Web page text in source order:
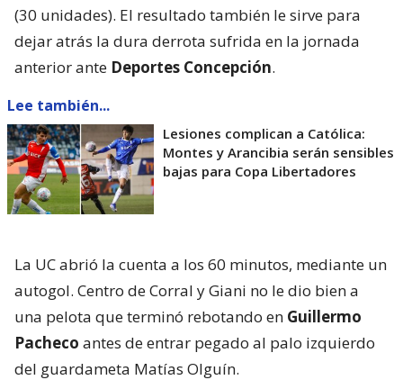
(30 unidades). El resultado también le sirve para
dejar atrás la dura derrota sufrida en la jornada
anterior ante Deportes Concepción.
Lee también...
Lesiones complican a Católica:
Montes y Arancibia serán sensibles
bajas para Copa Libertadores
La UC abrió la cuenta a los 60 minutos, mediante un
autogol. Centro de Corral y Giani no le dio bien a
una pelota que terminó rebotando en Guillermo
Pacheco antes de entrar pegado al palo izquierdo
del guardameta Matías Olguín.